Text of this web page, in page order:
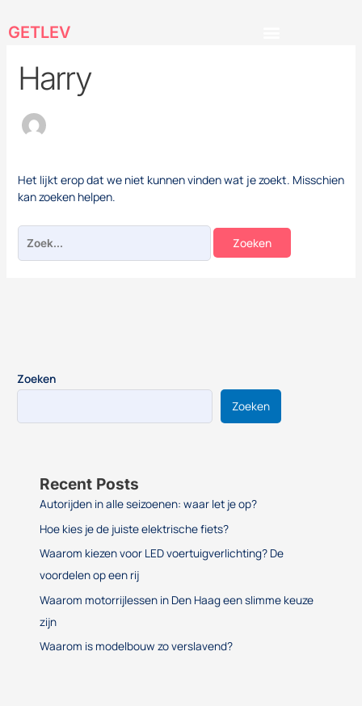
naar
deGETLEV
Harry
Het lijkt erop dat we niet kunnen vinden wat je zoekt. Misschien
kan zoeken helpen.
naar:
Zoeken
Zoeken
Recent Posts
Autorijden in alle seizoenen: waar let je op?
Hoe kies je de juiste elektrische fiets?
Waarom kiezen voor LED voertuigverlichting? De
voordelen op een rij
Waarom motorrijlessen in Den Haag een slimme keuze
zijn
Waarom is modelbouw zo verslavend?